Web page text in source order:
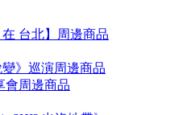
在 台北】周邊商品
變》巡演周邊商品
會周邊商品